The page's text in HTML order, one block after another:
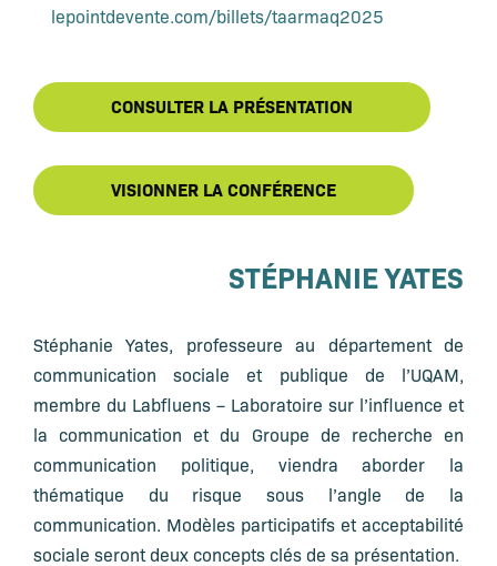
lepointdevente.com/billets/taarmaq2025
CONSULTER LA PRÉSENTATION
VISIONNER LA CONFÉRENCE
STÉPHANIE YATES
Stéphanie Yates, professeure au département de
communication sociale et publique de l’UQAM,
membre du Labfluens – Laboratoire sur l’influence et
la communication et du Groupe de recherche en
communication politique, viendra aborder la
thématique du risque sous l’angle de la
communication. Modèles participatifs et acceptabilité
sociale seront deux concepts clés de sa présentation.